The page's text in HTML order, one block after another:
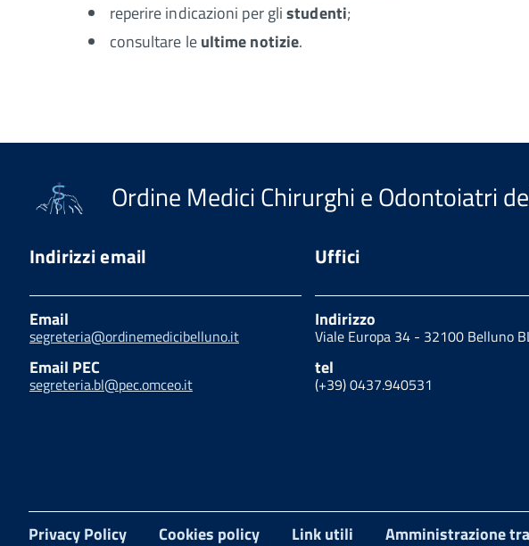
reperire indicazioni per glistudenti;
consultare leultime notizie.
Ordine Medici Chirurghi e Odontoiatri
Indirizzi email
Email
segreteria@ordinemedicibelluno.it
Email PEC
segreteria.bl@pec.omceo.it
Uffici
Indirizzo
Viale Europa 34 - 32100 Belluno
tel
(+39) 0437.940531
Privacy Policy Cookies policy Link utili Amministrazione